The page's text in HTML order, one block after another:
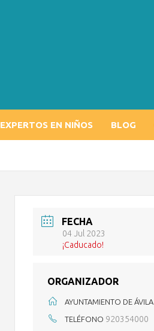
EXPERTOS EN NIÑOS BLOG
FECHA
04 Jul 2023
¡Caducado!
ORGANIZADOR
AYUNTAMIENTO DE ÁVILA
TELÉFONO 920354000